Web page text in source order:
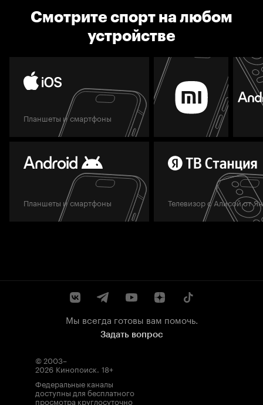
Смотрите спорт на любом
устройстве
Планшеты и смартфоны
Планшеты и смартфоны Телевизор с Алисой от
Мы всегда готовы вам помочь.
Задать вопрос
© 2003–
2026 Кинопоиск. 18+
Федеральные каналы
доступны для бесплатного
просмотра круглосуточно